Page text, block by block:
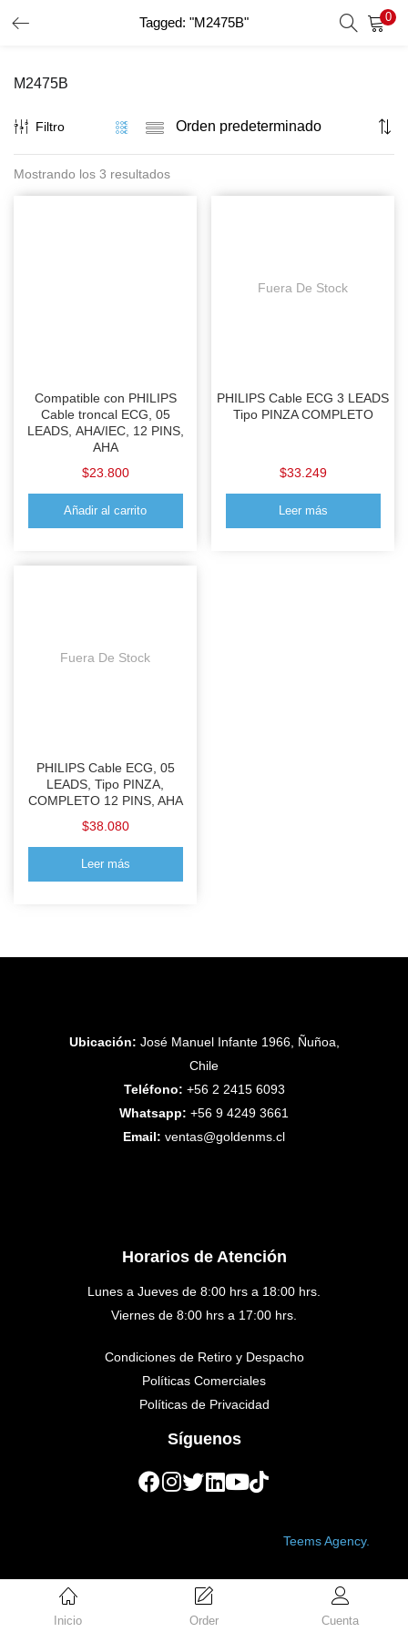
Tagged: "M2475B" 0
INICIO DE SESIÓN
Introduzca su nombre de usuario y contraseña para iniciar
Recordar Datos
Recuperar Contraseña
Inicio Order Cuenta
M2475B
Filtro
Mostrando los 3 resultados
Compatible con PHILIPS
Cable troncal ECG, 05
LEADS, AHA/IEC, 12 PINS,
AHA
$23.800
Añadir al carrito
Fuera De Stock
PHILIPS Cable ECG 3 LEADS
Tipo PINZA COMPLETO
$33.249
Leer más
Fuera De Stock
PHILIPS Cable ECG, 05
LEADS, Tipo PINZA,
COMPLETO 12 PINS, AHA
$38.080
Leer más
Ubicación: José Manuel Infante 1966, Ñuñoa,
Chile
Teléfono: +56 2 2415 6093
Whatsapp: +56 9 4249 3661
Email: ventas@goldenms.cl
Horarios de Atención
Lunes a Jueves de 8:00 hrs a 18:00 hrs.
Viernes de 8:00 hrs a 17:00 hrs.
Condiciones de Retiro y Despacho
Políticas Comerciales
Políticas de Privacidad
Síguenos
Teems Agency.